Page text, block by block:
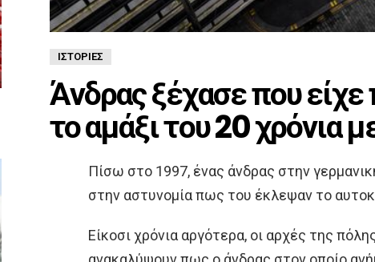
ΙΣΤΟΡΊΕΣ
Άνδρας ξέχασε που
το αμάξι του 20 χρόνια
Πίσω στο 1997, ένας άνδρας στην
στην αστυνομία πως του έκλεψαν το
Είκοσι χρόνια αργότερα, οι αρχές της